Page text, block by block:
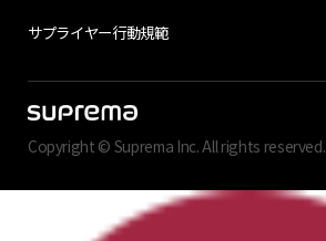
サプライヤー行動規範
Copyright © Suprema Inc. All rights reserved.